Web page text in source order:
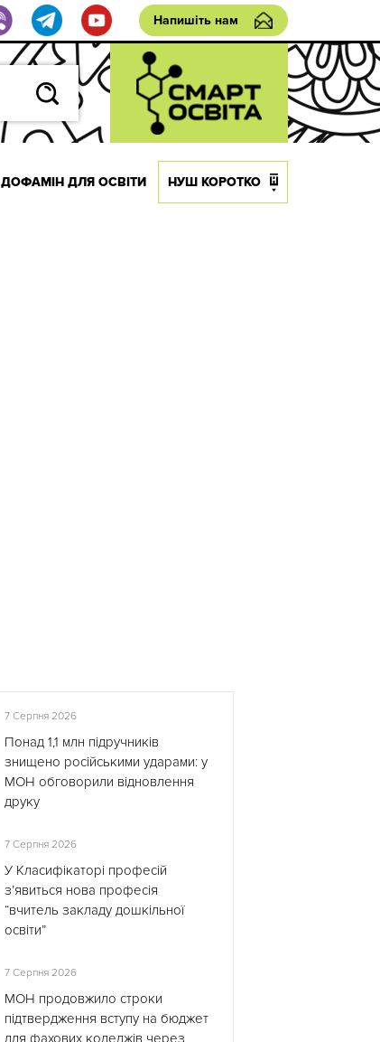
Напишіть нам
ДОФАМІН ДЛЯ ОСВІТИ НУШ КОРОТКО
7 Серпня 2026
Понад 1,1 млн підручників
знищено російськими ударами: у
МОН обговорили відновлення
друку
7 Серпня 2026
У Класифікаторі професій
з’явиться нова професія
“вчитель закладу дошкільної
освіти”
7 Серпня 2026
МОН продовжило строки
підтвердження вступу на бюджет
для фахових коледжів через